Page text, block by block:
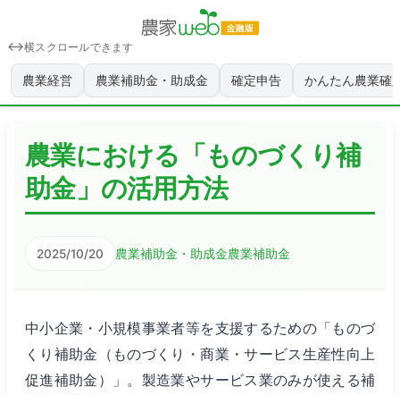
横スクロールできます
農業経営 農業補助金・助成金 確定申告 かんたん農業確
農業における「ものづくり補
助金」の活用方法
2025/10/20 農業補助金・助成金農業補助金
中小企業・小規模事業者等を支援するための「ものづ
くり補助金（ものづくり・商業・サービス生産性向上
促進補助金）」。製造業やサービス業のみが使える補